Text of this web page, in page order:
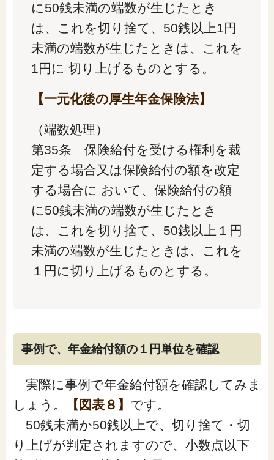
に50銭未満の端数が生じたとき
は、これを切り捨て、50銭以上1円
未満の端数が生じたときは、これを
1円に 切り上げるものとする。
【一元化後の厚生年金保険法】
（端数処理）
第35条 保険給付を受ける権利を裁
定する場合又は保険給付の額を改定
する場合に おいて、保険給付の額
に50銭未満の端数が生じたとき
は、これを切り捨て、50銭以上１円
未満の端数が生じたときは、これを
１円に切り上げるものとする。
事例で、年金給付額の１円単位を確認
実際に事例で年金給付額を確認してみま
しょう。
【図表８】 です。
50銭未満か50銭以上で、切り捨て・切
り上げが判定されますので、小数点以下